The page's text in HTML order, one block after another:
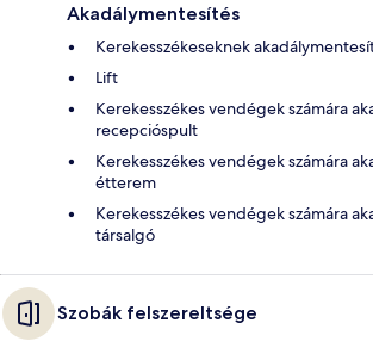
Akadálymentesítés
Kerekesszékeseknek
Lift
Kerekesszékes vendégek számára
recepcióspult
Kerekesszékes vendégek számára
étterem
Kerekesszékes vendégek számára
társalgó
Szobák felszereltsége